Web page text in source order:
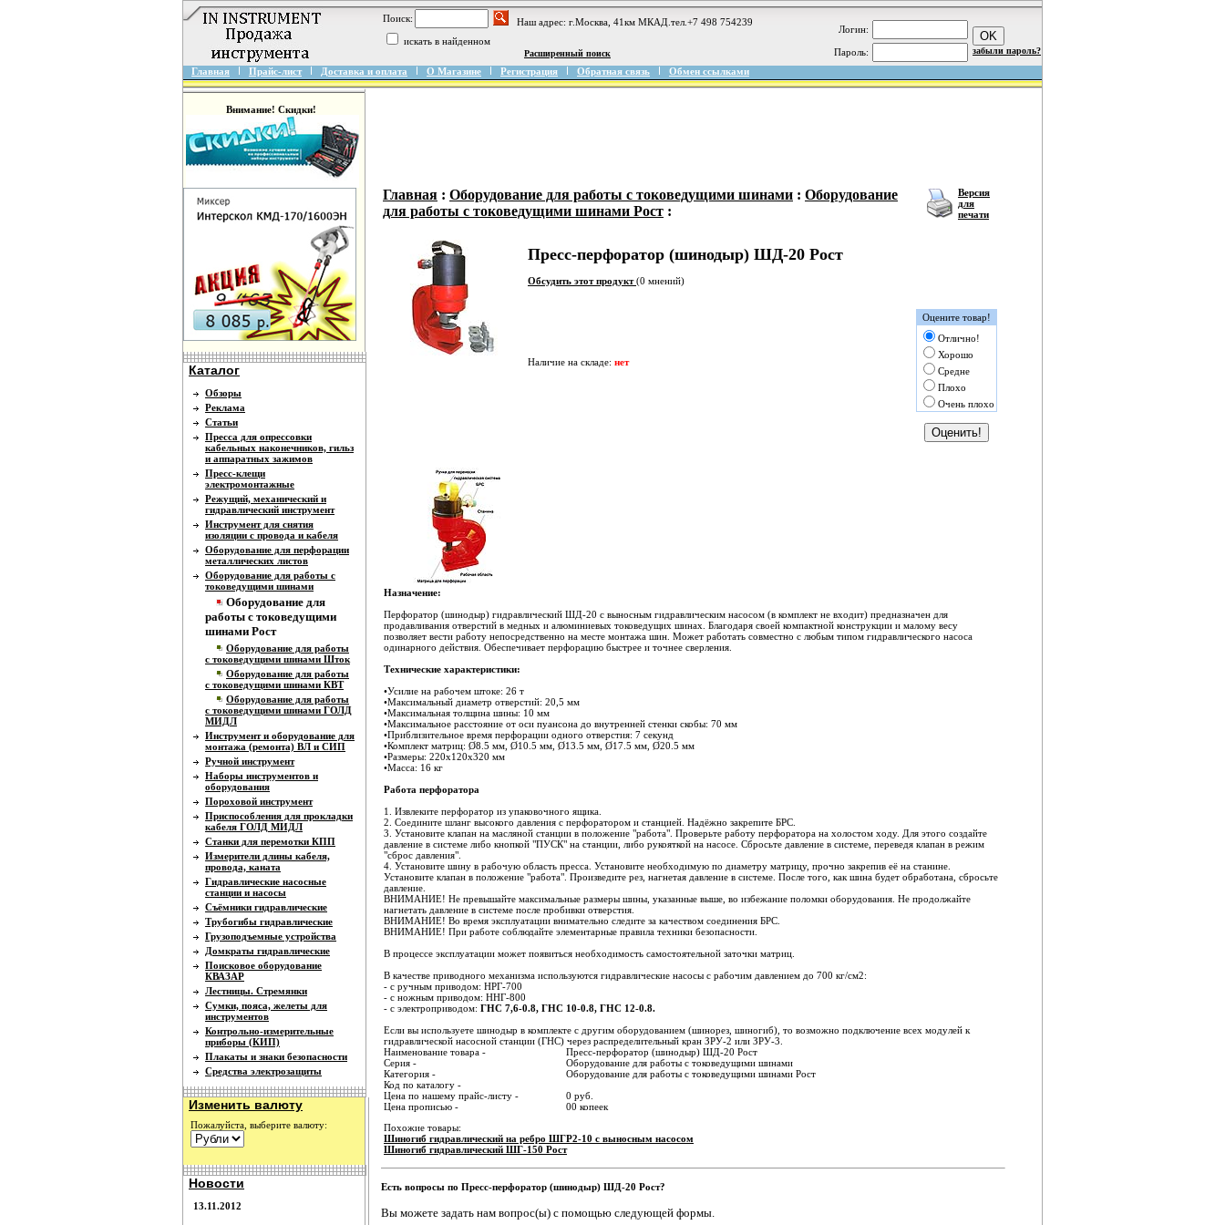
Поиск:
Наш адрес: г.Москва, 41км МКАД.тел.+7 498 754239
искать в найденном
Расширенный поиск
Логин:
Пароль: забыли пароль?
Главная Прайс-лист Доставка и оплата О Магазине Регистрация Обратная связь Обмен ссылками
Внимание! Скидки!
Каталог
Обзоры
Реклама
Статьи
Пресса для опрессовки
кабельных наконечников, гильз
и аппаратных зажимов
Пресс-клещи
электромонтажные
Режущий, механический и
гидравлический инструмент
Инструмент для снятия
изоляции с провода и кабеля
Оборудование для перфорации
металлических листов
Оборудование для работы с
токоведущими шинами
Оборудование для
работы с токоведущими
шинами Рост
Оборудование для работы
с токоведущими шинами Шток
Оборудование для работы
с токоведущими шинами КВТ
Оборудование для работы
с токоведущими шинами ГОЛД
МИДЛ
Инструмент и оборудование для
монтажа (ремонта) ВЛ и СИП
Ручной инструмент
Наборы инструментов и
оборудования
Пороховой инструмент
Приспособления для прокладки
кабеля ГОЛД МИДЛ
Станки для перемотки КПП
Измерители длины кабеля,
провода, каната
Гидравлические насосные
станции и насосы
Съёмники гидравлические
Трубогибы гидравлические
Грузоподъемные устройства
Домкраты гидравлические
Поисковое оборудование
КВАЗАР
Лестницы. Стремянки
Сумки, пояса, желеты для
инструментов
Контрольно-измерительные
приборы (КИП)
Плакаты и знаки безопасности
Средства электрозащиты
Изменить валюту
Пожалуйста, выберите валюту:
Новости
13.11.2012
Главная : Оборудование для работы с токоведущими шинами : Оборудование
для работы с токоведущими шинами Рост :
Версия
для
печати
Пресс-перфоратор (шинодыр) ШД-20 Рост
Обсудить этот продукт(0 мнений)
Оцените товар!
Отлично!
Хорошо
Средне
Плохо
Очень плохо
Наличие на складе: нет
Назначение:
Перфоратор (шинодыр) гидравлический ШД-20 с выносным гидравлическим насосом (в комплект не входит) предназначен для
продавливания отверстий в медных и алюминиевых токоведущих шинах. Благодаря своей компактной конструкции и малому весу
позволяет вести работу непосредственно на месте монтажа шин. Может работать совместно с любым типом гидравлического насоса
одинарного действия. Обеспечивает перфорацию быстрее и точнее сверления.
Технические характеристики:
•Усилие на рабочем штоке: 26 т
•Максимальный диаметр отверстий: 20,5 мм
•Максимальная толщина шины: 10 мм
•Максимальное расстояние от оси пуансона до внутренней стенки скобы: 70 мм
•Приблизительное время перфорации одного отверстия: 7 секунд
•Комплект матриц: Ø8.5 мм, Ø10.5 мм, Ø13.5 мм, Ø17.5 мм, Ø20.5 мм
•Размеры: 220х120х320 мм
•Масса: 16 кг
Работа перфоратора
1. Извлеките перфоратор из упаковочного ящика.
2. Соедините шланг высокого давления с перфоратором и станцией. Надёжно закрепите БРС.
3. Установите клапан на масляной станции в положение "работа". Проверьте работу перфоратора на холостом ходу. Для этого создайте
давление в системе либо кнопкой "ПУСК" на станции, либо рукояткой на насосе. Сбросьте давление в системе, переведя клапан в режим
"сброс давления".
4. Установите шину в рабочую область пресса. Установите необходимую по диаметру матрицу, прочно закрепив её на станине.
Установите клапан в положение "работа". Произведите рез, нагнетая давление в системе. После того, как шина будет обработана, сбросьте
давление.
ВНИМАНИЕ! Не превышайте максимальные размеры шины, указанные выше, во избежание поломки оборудования. Не продолжайте
нагнетать давление в системе после пробивки отверстия.
ВНИМАНИЕ! Во время эксплуатации внимательно следите за качеством соединения БРС.
ВНИМАНИЕ! При работе соблюдайте элементарные правила техники безопасности.
В процессе эксплуатации может появиться необходимость самостоятельной заточки матриц.
В качестве приводного механизма используются гидравлические насосы с рабочим давлением до 700 кг/см2:
- c ручным приводом: НРГ-700
- с ножным приводом: ННГ-800
- с электроприводом: ГНС 7,6-0.8, ГНС 10-0.8, ГНС 12-0.8.
Если вы используете шинодыр в комплекте с другим оборудованием (шинорез, шиногиб), то возможно подключение всех модулей к
гидравлической насосной станции (ГНС) через распределительный кран ЗРУ-2 или ЗРУ-3.
Наименование товара -
Пресс-перфоратор (шинодыр) ШД-20 Рост
Серия -
Оборудование для работы с токоведущими шинами
Категория -
Оборудование для работы с токоведущими шинами Рост
Код по каталогу -
Цена по нашему прайс-листу -
0 руб.
Цена прописью -
00 копеек
Похожие товары:
Шиногиб гидравлический на ребро ШГР2-10 с выносным насосом
Шиногиб гидравлический ШГ-150 Рост
Есть вопросы по Пресс-перфоратор (шинодыр) ШД-20 Рост?
Вы можете задать нам вопрос(ы) с помощью следующей формы.